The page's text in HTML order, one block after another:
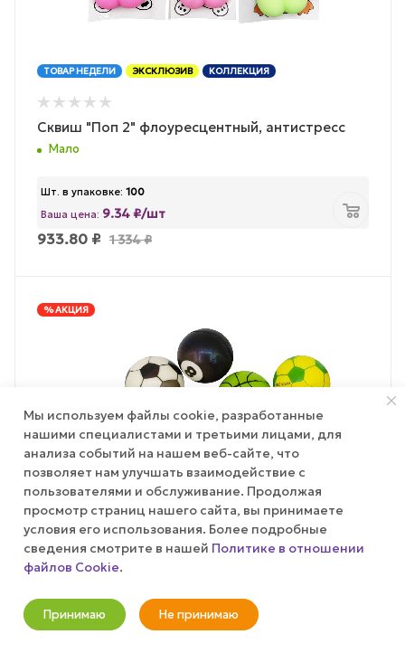
ТОВАР НЕДЕЛИ ЭКСКЛЮЗИВ КОЛЛЕКЦИЯ
Сквиш "Поп 2" флоуресцентный, антистресс
Мало
Шт. в упаковке: 100
Ваша цена: 9.34 ₽/шт
933.80 ₽ 1 334₽
% АКЦИЯ
ТОВАР НЕДЕЛИ
ЭКСКЛЮЗИВ
Мы используем файлы cookie, разработанные
нашими специалистами и третьими лицами, для
анализа событий на нашем веб-сайте, что
позволяет нам улучшать взаимодействие с
пользователями и обслуживание. Продолжая
просмотр страниц нашего сайта, вы принимаете
условия его использования. Более подробные
сведения смотрите в нашей Политике в отношении
файлов Cookie.
Принимаю Не принимаю